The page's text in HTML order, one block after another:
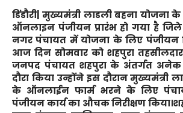
डिंडौरी| मुख्यमंत्री लाडली बहना योजना के
ऑनलाइन पंजीयन प्रारंभ हो गया है
नगर पंचायत में योजना के लिए पंजीयन
आज दिन सोमवार को शहपुरा
जनपद पंचायत शहपुरा के अंतर्गत अनेक
दौरा किया उन्होंने इस दौरान मुख्यमंत्री
के ऑनलाईन फार्म भरने के लिए
पंजीयन कार्य का औचक निरीक्षण